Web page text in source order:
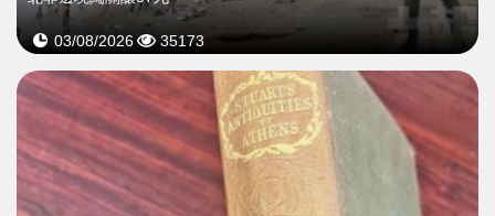
03/08/2026 35173